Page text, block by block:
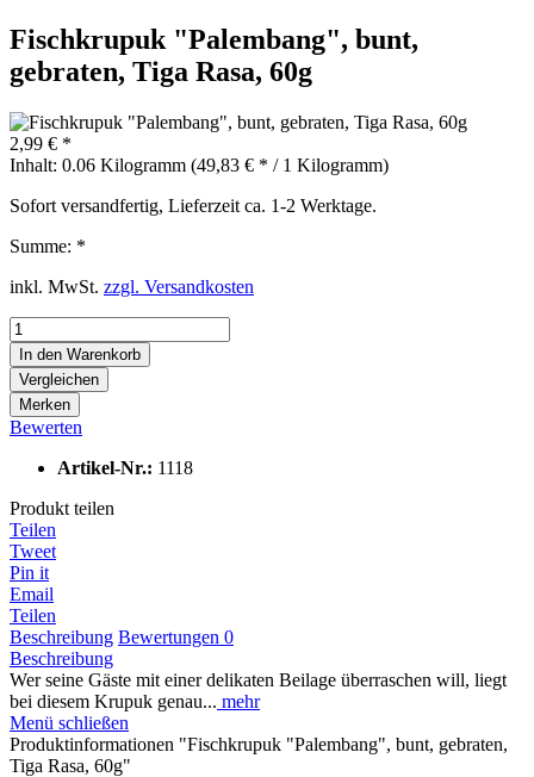
Fischkrupuk "Palembang", bunt,
gebraten, Tiga Rasa, 60g
2,99 € *
Inhalt: 0.06 Kilogramm (49,83 € * / 1 Kilogramm)
Sofort versandfertig, Lieferzeit ca. 1-2 Werktage.
Summe: *
inkl. MwSt. zzgl. Versandkosten
In den Warenkorb
Vergleichen
Merken
Bewerten
Artikel-Nr.: 1118
Produkt teilen
Teilen
Tweet
Pin it
Email
Teilen
Beschreibung Bewertungen 0
Beschreibung
Wer seine Gäste mit einer delikaten Beilage überraschen will, liegt
bei diesem Krupuk genau... mehr
Menü schließen
Produktinformationen "Fischkrupuk "Palembang", bunt, gebraten,
Tiga Rasa, 60g"